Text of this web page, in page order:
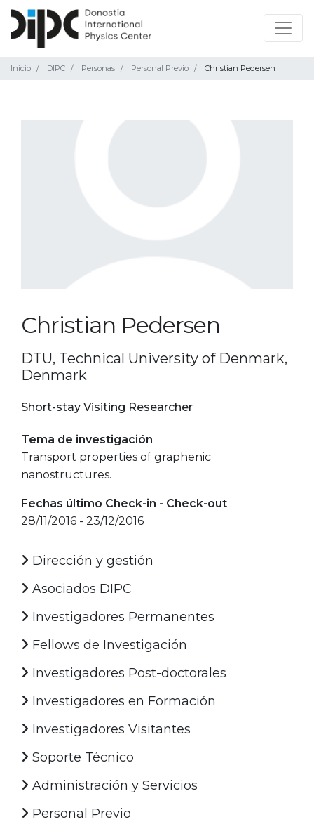
Inicio DIPC Personas Personal Previo Christian Pedersen
Christian Pedersen
DTU, Technical University of Denmark,
Denmark
Short-stay Visiting Researcher
Tema de investigación
Transport properties of graphenic
nanostructures.
Fechas último Check-in - Check-out
28/11/2016 - 23/12/2016
Dirección y gestión
Asociados DIPC
Investigadores Permanentes
Fellows de Investigación
Investigadores Post-doctorales
Investigadores en Formación
Investigadores Visitantes
Soporte Técnico
Administración y Servicios
Personal Previo